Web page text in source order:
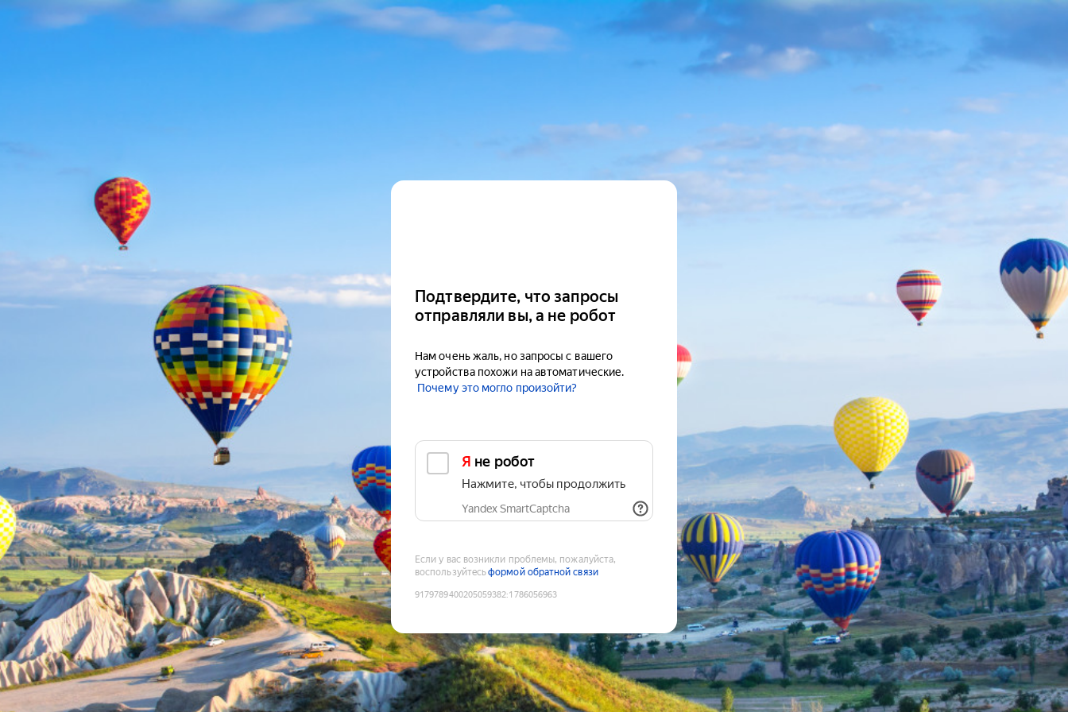
Подтвердите, что запросы
отправляли вы, а не робот
Нам очень жаль, но запросы с вашего
устройства похожи на автоматические.
Почему это могло произойти?
Я не робот
Нажмите, чтобы продолжить
Yandex SmartCaptcha
Если у вас возникли проблемы, пожалуйста,
воспользуйтесьформой обратной связи
9179789400205059382:1786056963